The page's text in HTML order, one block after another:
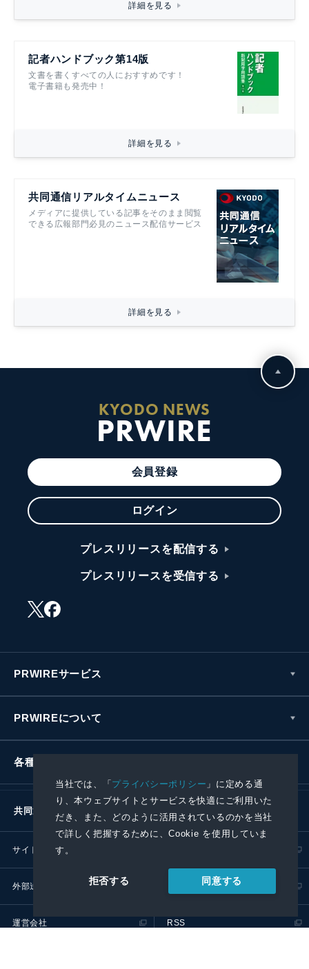
当社では、「プライバシーポリシー 」に定める通
り、本ウェブサイトとサービスを快適にご利用いた
だき、また、どのように活用されているのかを当社
で詳しく把握するために、Cookie を使用していま
す。
拒否する 同意する
詳細を見る
記者ハンドブック第14版
文書を書くすべての人におすすめです！
電子書籍も発売中！
詳細を見る
共同通信リアルタイムニュース
メディアに提供している記事をそのまま閲覧
できる広報部門必見のニュース配信サービス
詳細を見る
KYODO NEWS
PRWIRE
会員登録
ログイン
プレスリリースを配信する
プレスリリースを受信する
PRWIREサービス
PRWIREについて
各種お問い合わせ
共同通信社グループ
サイトポリシー
外部送信ポリシー プレスリリース取扱基準
運営会社 RSS